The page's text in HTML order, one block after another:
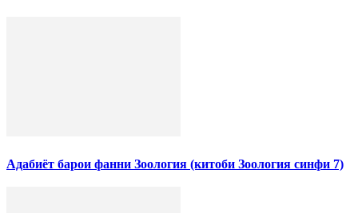
Адабиёт барои фанни Зоология (китоби Зоология синфи 7)